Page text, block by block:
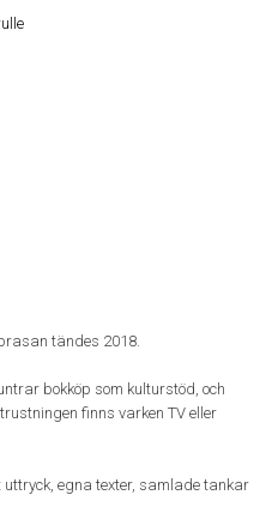
tändes 2018.
bokköp som kulturstöd, och
finns varken TV eller
egna texter, samlade tankar